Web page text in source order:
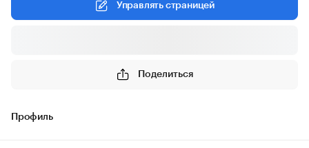
Управлять страницей
Поделиться
Профиль